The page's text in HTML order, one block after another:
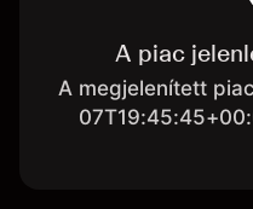
A piac
A megjelenített